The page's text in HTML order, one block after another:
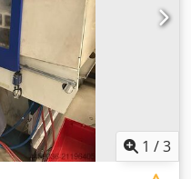
1 /3